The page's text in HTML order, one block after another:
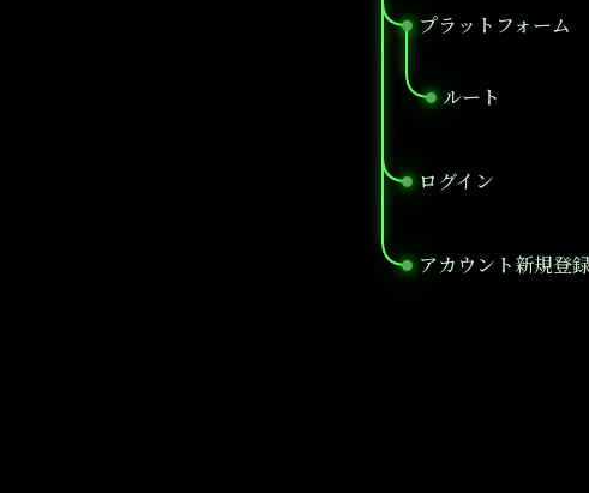
プラットフォーム
●
ルート
●
ログイン
●
アカウント新規登
●